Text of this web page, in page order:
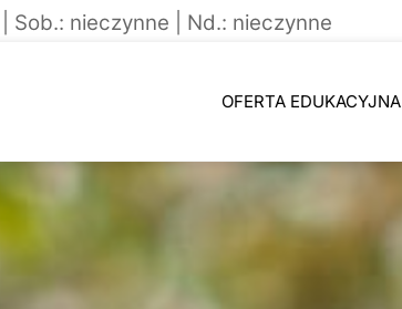
Sob.: nieczynne | Nd.: nieczynne
OFERTA EDUKACYJNA